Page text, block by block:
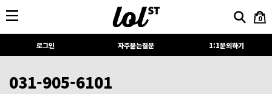
0
로그인 자주묻는질문 1:1문의하기
031-905-6101